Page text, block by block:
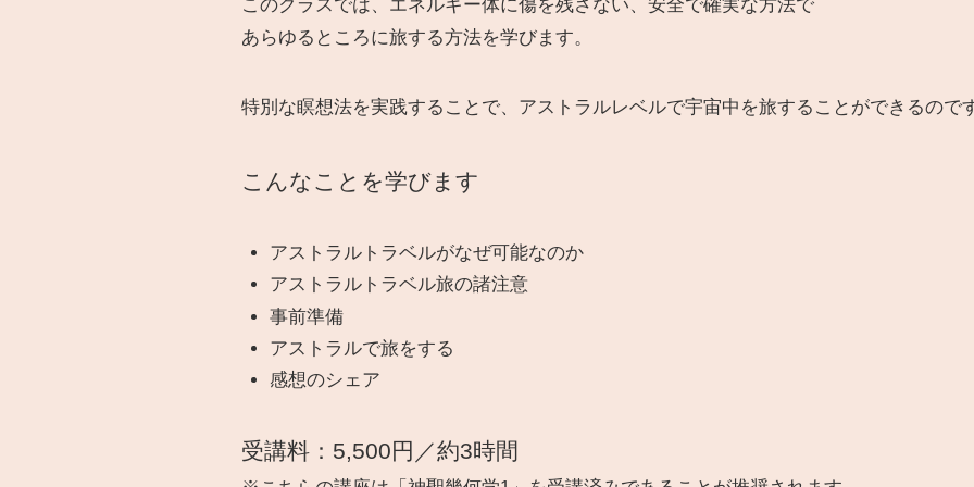
このクラスでは、エネルギー体に傷を残さない、安全で確実な方法で
あらゆるところに旅する方法を学びます。
特別な瞑想法を実践することで、アストラルレベルで宇宙中を旅することができるので
こんなことを学びます
アストラルトラベルがなぜ可能なのか
アストラルトラベル旅の諸注意
事前準備
アストラルで旅をする
感想のシェア
受講料：5,500円／約3時間